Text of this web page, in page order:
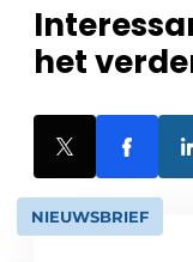
het
NIEUWSBRIEF